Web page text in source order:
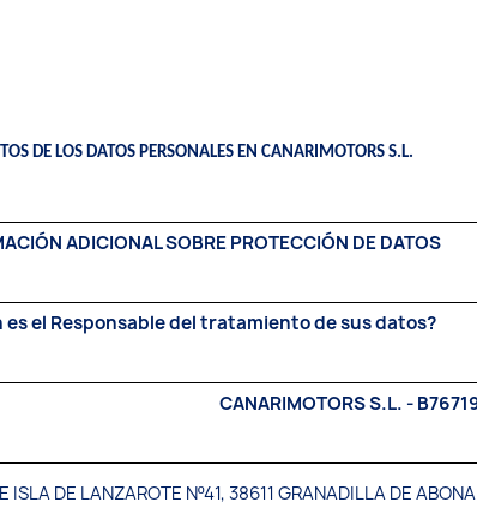
DE LOS DATOS PERSONALES EN CANARIMOTORS S.L.
ADICIONAL SOBRE PROTECCIÓN DE DATOS
es el Responsable del tratamiento de sus datos?
CANARIMOTORS S.L. -
ISLA DE LANZAROTE Nº41, 38611 GRANADILLA DE